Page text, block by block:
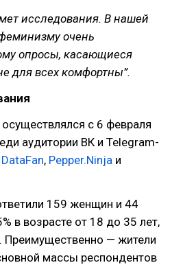
исследования. В нашей
очень
опросы, касающиеся
для всех комфортны”.
с 6 февраля
аудитории ВК и Telegram-
DataFan, Pepper.Ninja и
159 женщин и 44
в возрасте от 18 до 35 лет,
Преимущественно — жители
массы респондентов